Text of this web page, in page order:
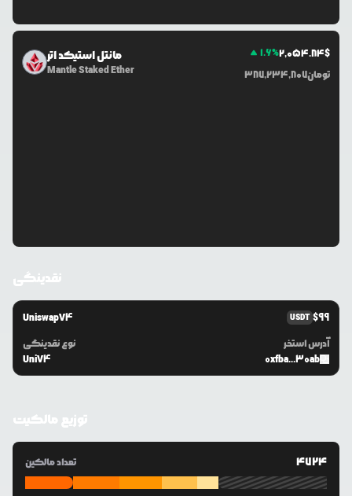
مانتل استیکد اتر
Mantle Staked Ether
1.6%2,054.84$
387,234,807تومان
نقدینگی
UniswapV4 USDT $99
نوع نقدینگی
UniV4
آدرس استخر
0xfba...30ab
توزیع مالکیت
تعداد مالکین 4724